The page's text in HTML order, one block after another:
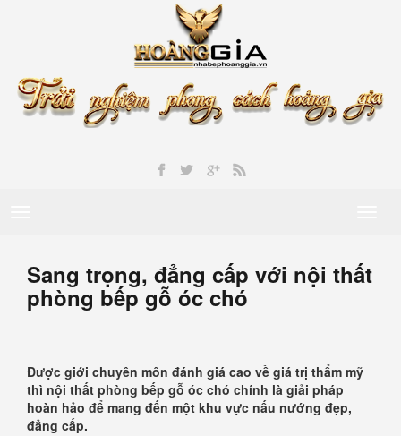
Sang trọng, đẳng cấp với nội thất
phòng bếp gỗ óc chó
Được giới chuyên môn đánh giá cao về giá trị thẩm mỹ
thì nội thất phòng bếp gỗ óc chó chính là giải pháp
hoàn hảo để mang đến một khu vực nấu nướng đẹp,
đẳng cấp.